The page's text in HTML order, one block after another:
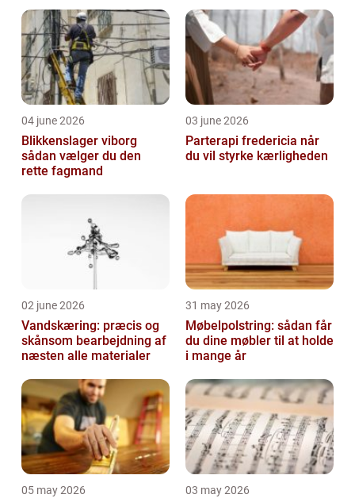
04 june 2026
Blikkenslager viborg
sådan vælger du den
rette fagmand
03 june 2026
Parterapi fredericia når
du vil styrke kærligheden
02 june 2026
Vandskæring: præcis og
skånsom bearbejdning af
næsten alle materialer
31 may 2026
Møbelpolstring: sådan får
du dine møbler til at holde
i mange år
05 may 2026 03 may 2026